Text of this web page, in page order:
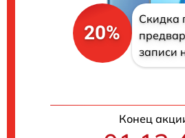
20%
Скидка
записи
Конец